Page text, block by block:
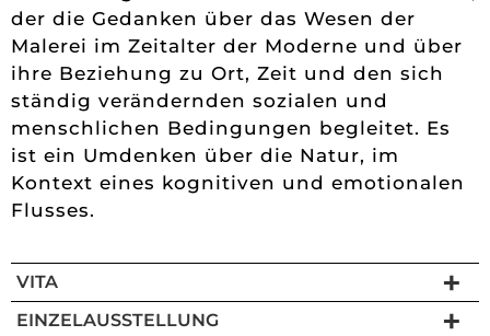
der die Gedanken über das Wesen der
Malerei im Zeitalter der Moderne und über
ihre Beziehung zu Ort, Zeit und den sich
ständig verändernden sozialen und
menschlichen Bedingungen begleitet. Es
ist ein Umdenken über die Natur, im
Kontext eines kognitiven und emotionalen
Flusses.
VITA
EINZELAUSSTELLUNG